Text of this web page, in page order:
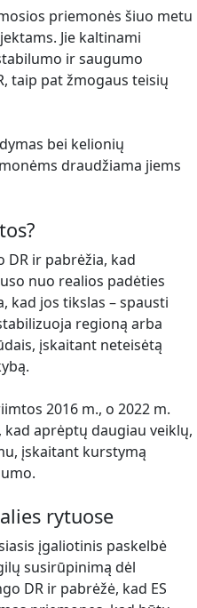
priemonės šiuo metu
Jie kaltinami
ir saugumo
taip pat žmogaus teisių
bei kelionių
draudžiama jiems
DR ir pabrėžia, kad
nuo realios padėties
kad jos tikslas – spausti
regioną arba
įskaitant neteisėtą
2016 m., o 2022 m.
aprėptų daugiau veiklų,
įskaitant kurstymą
rytuose
įgaliotinis paskelbė
susirūpinimą dėl
DR ir pabrėžė, kad ES